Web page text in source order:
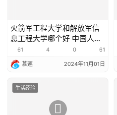
火箭军工程大学和解放军信
息工程大学哪个好 中国人民
解放军火箭军工程大学
61 4 0 61
慕莲 2024年11月01日
生活经验